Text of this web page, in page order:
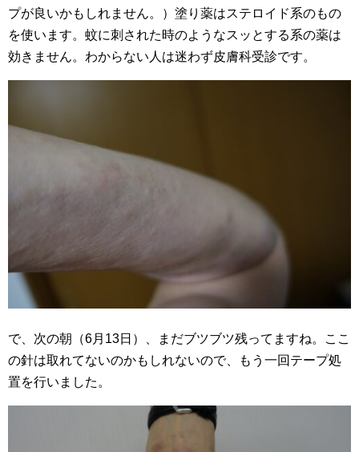
プが良いかもしれません。）塗り薬はステロイド系のもの
を使います。蚊に刺された時のようなスッとする系の薬は
効きません。わからない人は迷わず皮膚科受診です。
で、次の朝（6月13日）、まだブツブツ残ってますね。ここ
の針は取れてないのかもしれないので、もう一回テープ処
置を行いました。